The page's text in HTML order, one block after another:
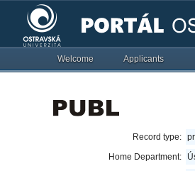
Welcome Applicants
Record type:
Home Department: